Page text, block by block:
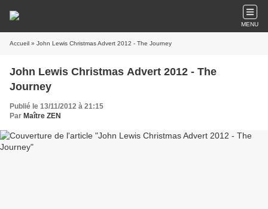
MENU
Accueil » John Lewis Christmas Advert 2012 - The Journey
John Lewis Christmas Advert 2012 - The
Journey
Publié le 13/11/2012 à 21:15
Par Maître ZEN